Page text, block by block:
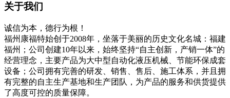
关于我们
诚信为本，德行为根！
福州康福特始创于2008年，坐落于美丽的历史文化名城：福建
福州；公司创建10年以来，始终坚持“自主创新，产销一体”的
经营理念，主要产品为大中型自动化液压机械、节能环保成套
设备；公司拥有完善的研发、销售、售后、施工体系，并且拥
有完整的自主生产基地和生产团队，为产品的服务和供货提供
了高度可控的质量保障。